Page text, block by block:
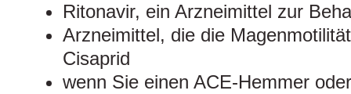
Ritonavir, ein Arzneimittel zur
Arzneimittel, die die
Cisaprid
wenn Sie einen ACE-Hemmer